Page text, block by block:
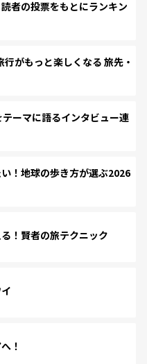
者の投票をもとにランキン
がもっと楽しくなる 旅先・
ーマに語るインタビュー連
！地球の歩き方が選ぶ2026
！賢者の旅テクニック
！